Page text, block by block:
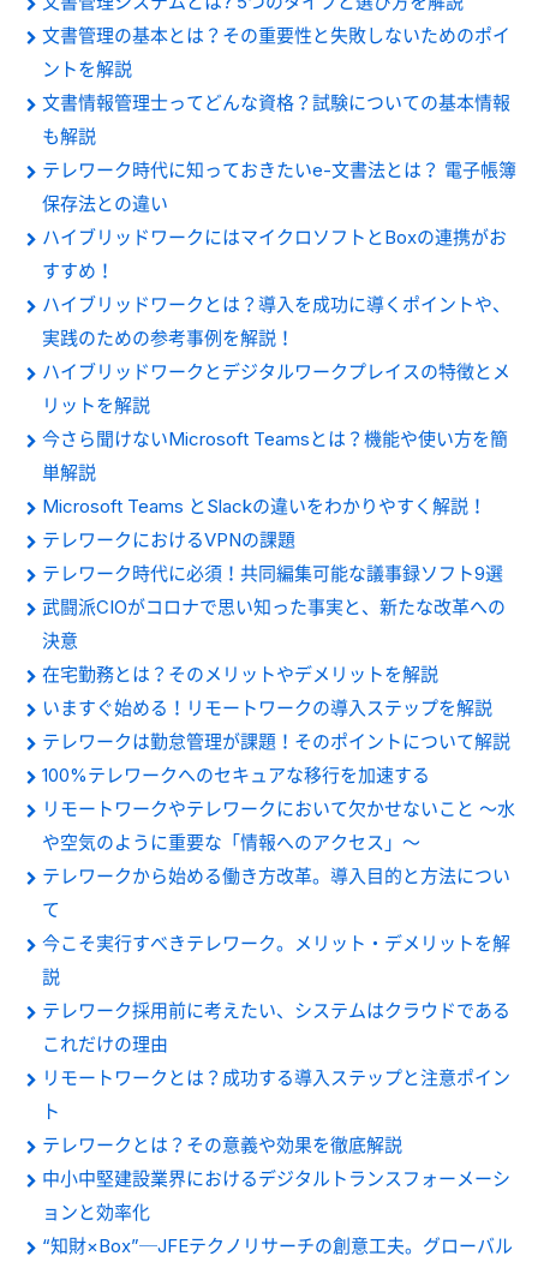
文書管理の基本とは？その重要性と失敗しないためのポイ
ントを解説
文書情報管理士ってどんな資格？試験についての基本情報
も解説
テレワーク時代に知っておきたいe-文書法とは？ 電子帳簿
保存法との違い
ハイブリッドワークにはマイクロソフトとBoxの連携がお
すすめ！
ハイブリッドワークとは？導入を成功に導くポイントや、
実践のための参考事例を解説！
ハイブリッドワークとデジタルワークプレイスの特徴とメ
リットを解説
今さら聞けないMicrosoft Teamsとは？機能や使い方を簡
単解説
Microsoft Teams とSlackの違いをわかりやすく解説！
テレワークにおけるVPNの課題
テレワーク時代に必須！共同編集可能な議事録ソフト9選
武闘派CIOがコロナで思い知った事実と、新たな改革への
決意
在宅勤務とは？そのメリットやデメリットを解説
いますぐ始める！リモートワークの導入ステップを解説
テレワークは勤怠管理が課題！そのポイントについて解説
100%テレワークへのセキュアな移行を加速する
リモートワークやテレワークにおいて欠かせないこと ～水
や空気のように重要な「情報へのアクセス」～
テレワークから始める働き方改革。導入目的と方法につい
て
今こそ実行すべきテレワーク。メリット・デメリットを解
説
テレワーク採用前に考えたい、システムはクラウドである
これだけの理由
リモートワークとは？成功する導入ステップと注意ポイン
ト
テレワークとは？その意義や効果を徹底解説
中小中堅建設業界におけるデジタルトランスフォーメーシ
ョンと効率化
“知財×Box”─JFEテクノリサーチの創意工夫。グローバル